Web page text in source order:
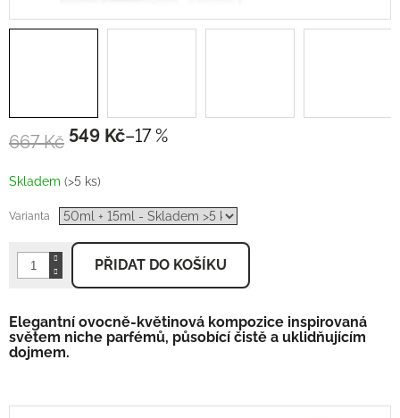
667 Kč –17 %
549 KčMěrná
Skladem (>5 ks)
Varianta
PŘIDAT DO KOŠÍKU
Elegantní ovocně-květinová kompozice inspirovaná
světem niche parfémů, působící čistě a uklidňujícím
dojmem.